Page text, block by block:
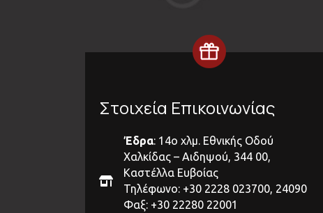
Στοιχεία Επικοινωνίας
Έδρα: 14ο χλμ. Εθνικής Οδού
Χαλκίδας – Αιδηψού, 344 00,
Καστέλλα Ευβοίας
Τηλέφωνο: +30 2228 023700, 24090
Φαξ: +30 22280 22001